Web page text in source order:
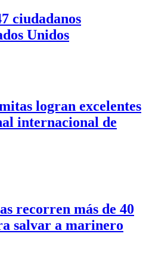
ciudadanos
Unidos
logran excelentes
internacional de
recorren más de 40
salvar a marinero